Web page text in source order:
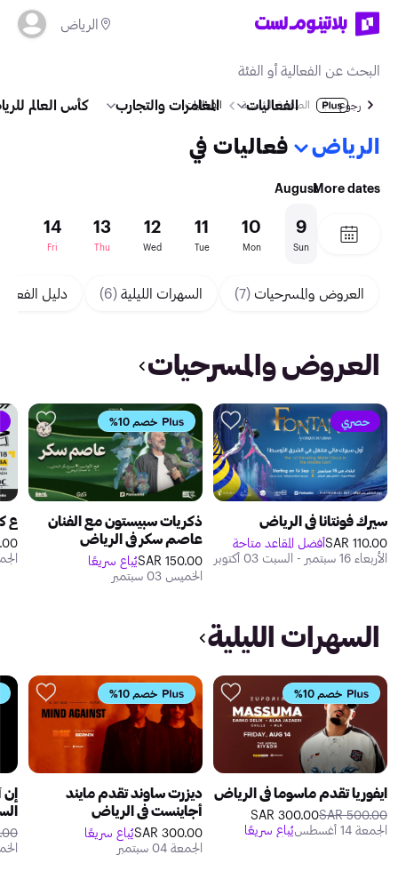
الرياض
الفعاليات المغامرات والتجارب كأس العالم رجوع الصفحة الرئيسية الفعاليات
الرياض فعاليات في
More dates
August
9
Sun
10
Mon
11
Tue
12
Wed
13
Thu
14
Fri
العروض والمسرحيات (7) السهرات الليلية (6) دليل
العروض والمسرحيات
حصري
سيرك فونتانا في الرياض
110.00 SAR
أفضل المقاعد متاحة
الأربعاء 16 سبتمبر - السبت 03 أكتوبر
خصم 10%
ذكريات سبيستون مع الفنان
عاصم سكر في الرياض
150.00 SAR
يُباع سريعًا
الخميس 03 سبتمبر
ع
SAR
الجمعة
السهرات الليلية
خصم 10%
ايفوريا تقدم ماسوما في الرياض
500.00 SAR
300.00 SAR
الجمعة 14 أغسطس
يُباع سريعًا
خصم 10%
ديزرت ساوند تقدم مايند
أجاينست في الرياض
300.00 SAR
يُباع سريعًا
الجمعة 04 سبتمبر
SAR